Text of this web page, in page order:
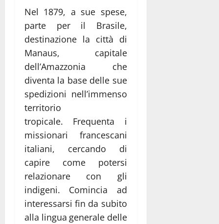
Nel 1879, a sue spese,
parte per il Brasile,
destinazione la città di
Manaus, capitale
dell’Amazzonia che
diventa la base delle sue
spedizioni nell’immenso
territorio
tropicale. Frequenta i
missionari francescani
italiani, cercando di
capire come potersi
relazionare con gli
indigeni. Comincia ad
interessarsi fin da subito
alla lingua generale delle